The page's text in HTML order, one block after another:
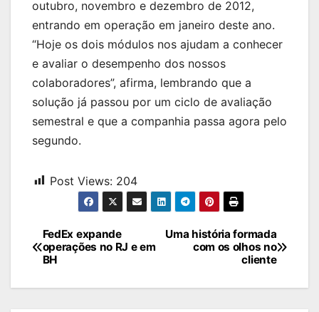
outubro, novembro e dezembro de 2012,
entrando em operação em janeiro deste ano.
“Hoje os dois módulos nos ajudam a conhecer
e avaliar o desempenho dos nossos
colaboradores”, afirma, lembrando que a
solução já passou por um ciclo de avaliação
semestral e que a companhia passa agora pelo
segundo.
Post Views: 204
Navegação
de
Uma história formada
com os olhos no
cliente
FedEx expande
operações no RJ e em
BH